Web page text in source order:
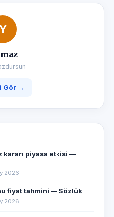
Y
Gör →
kararı piyasa etkisi —
2026
fiyat tahmini — Sözlük
2026